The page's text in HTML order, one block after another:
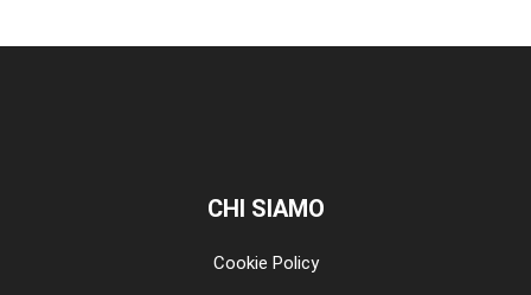
CHI SIAMO
Cookie Policy